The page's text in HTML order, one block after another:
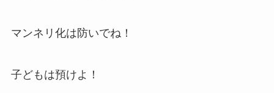
マンネリ化は防いでね！
子どもは預けよ！